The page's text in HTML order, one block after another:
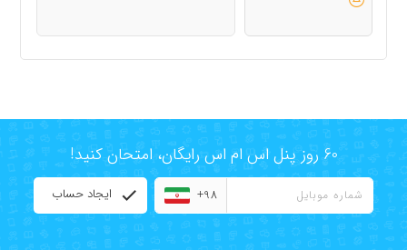
60 روز پنل اس ام اس رایگان، امتحان کنید!
+98 ایجاد حساب